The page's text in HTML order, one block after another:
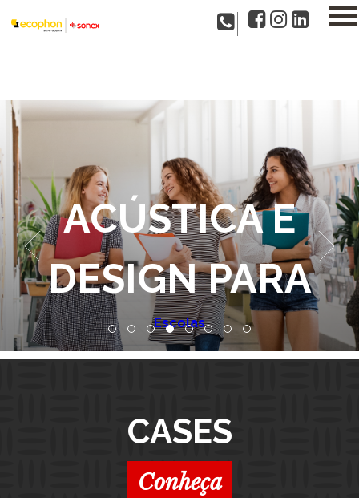
ACÚSTICA E
DESIGN PARA
Hospitais
CASES
Conheça